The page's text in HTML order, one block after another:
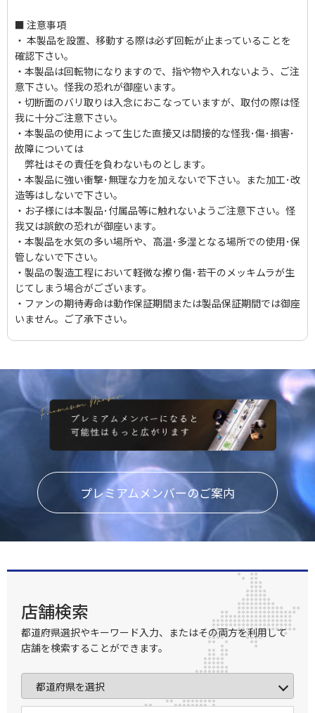
■ 注意事項
・ 本製品を設置、移動する際は必ず回転が止まっていることを
確認下さい。
・本製品は回転物になりますので、指や物や入れないよう、ご注
意下さい。怪我の恐れが御座います。
・切断面のバリ取りは入念におこなっていますが、取付の際は怪
我に十分ご注意下さい。
・本製品の使用によって生じた直接又は間接的な怪我･傷･損害･
故障については
弊社はその責任を負わないものとします。
・本製品に強い衝撃･無理な力を加えないで下さい。また加工･改
造等はしないで下さい。
・お子様には本製品･付属品等に触れないようご注意下さい。怪
我又は誤飲の恐れが御座います。
・本製品を水気の多い場所や、高温･多湿となる場所での使用･保
管しないで下さい。
・製品の製造工程において軽微な擦り傷･若干のメッキムラが生
じてしまう場合がございます。
・ファンの期待寿命は動作保証期間または製品保証期間では御座
いません。ご了承下さい。
プレミアムメンバーのご案内
店舗検索
都道府県選択やキーワード入力、またはその両方を利用して
店舗を検索することができます。